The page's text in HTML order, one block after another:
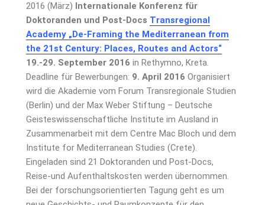
2016 (März) Internationale Konferenz für
Doktoranden und Post-Docs Transregional
Academy „De-Framing the Mediterranean from
the 21st Century: Places, Routes and Actors“
19.-29. September 2016 in Rethymno, Kreta.
Deadline für Bewerbungen: 9. April 2016 Organisiert
wird die Akademie vom Forum Transregionale Studien
(Berlin) und der Max Weber Stiftung – Deutsche
Geisteswissenschaftliche Institute im Ausland in
Zusammenarbeit mit dem Centre Mac Bloch und dem
Institute for Mediterranean Studies (Crete).
Eingeladen sind 21 Doktoranden und Post-Docs,
Reise-und Aufenthaltskosten werden übernommen.
Bei der forschungsorientierten Tagung geht es um